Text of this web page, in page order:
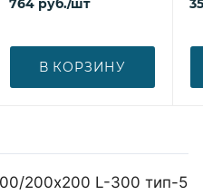
764 руб./шт
В КОРЗИНУ
200х200 L-300 тип-5